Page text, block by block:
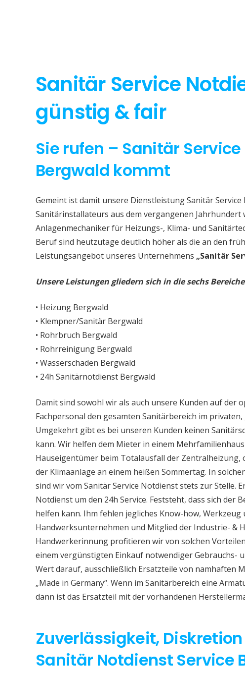
Sanitär Service
günstig & fair
Sie rufen – Sanitär
Bergwald kommt
Gemeint ist damit unsere Dienstleistung Sanitär
Sanitärinstallateurs aus dem vergangenen
Anlagenmechaniker für Heizungs-, Klima- und
Beruf sind heutzutage deutlich höher als die an den
Leistungsangebot unseres Unternehmens „Sanitär
Unsere Leistungen gliedern sich in die sechs Bereiche
• Heizung Bergwald
• Klempner/Sanitär Bergwald
• Rohrbruch Bergwald
• Rohrreinigung Bergwald
• Wasserschaden Bergwald
• 24h Sanitärnotdienst Bergwald
Damit sind sowohl wir als auch unsere Kunden auf der
Fachpersonal den gesamten Sanitärbereich im
Umgekehrt gibt es bei unseren Kunden keinen
kann. Wir helfen dem Mieter in einem
Hauseigentümer beim Totalausfall der
der Klimaanlage an einem heißen Sommertag. In
sind wir vom Sanitär Service Notdienst stets zur Stelle.
Notdienst um den 24h Service. Feststeht, dass sich
helfen kann. Ihm fehlen jegliches Know-how,
Handwerksunternehmen und Mitglied der Industrie- &
Handwerkerinnung profitieren wir von solchen
einem vergünstigten Einkauf notwendiger Gebrauchs-
Wert darauf, ausschließlich Ersatzteile von namhaften
„Made in Germany“. Wenn im Sanitärbereich eine
dann ist das Ersatzteil mit der vorhandenen
Zuverlässigkeit,
Sanitär Notdienst Service